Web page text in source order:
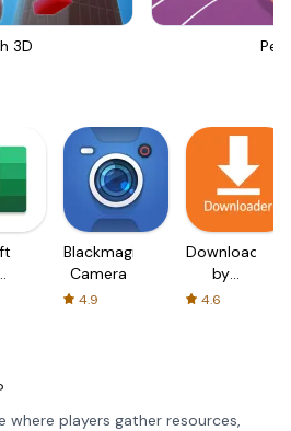
3D
Blackmagic
Camera
4.9
Downloader
by
AFTVnews
4.6
where players gather resources,